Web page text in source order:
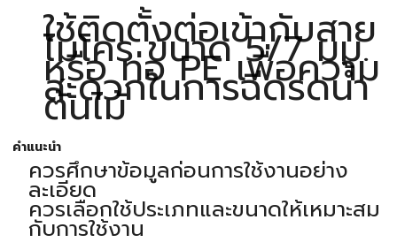
ใช้ติดตั้งต่อเข้ากับสาย
ไมโคร ขนาด 5/7 มม.
หรือ ท่อ PE เพื่อความ
สะดวกในการฉีดรดน้ำ
ต้นไม้
คำแนะนำ
ควรศึกษาข้อมูลก่อนการใช้งานอย่าง
ละเอียด
ควรเลือกใช้ประเภทและขนาดให้เหมาะสม
กับการใช้งาน